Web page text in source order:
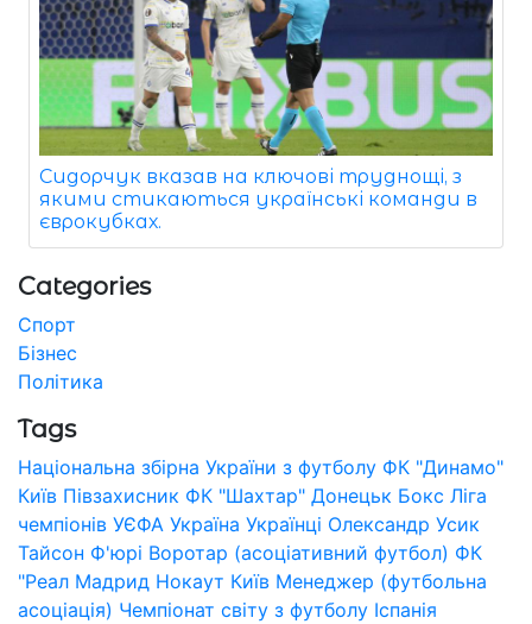
Сидорчук вказав на ключові труднощі, з
якими стикаються українські команди в
єврокубках.
Categories
Спорт
Бізнес
Політика
Tags
Національна збірна України з футболу ФК "Динамо"
Київ Півзахисник ФК "Шахтар" Донецьк Бокс Ліга
чемпіонів УЄФА Україна Українці Олександр Усик
Тайсон Ф'юрі Воротар (асоціативний футбол) ФК
"Реал Мадрид Нокаут Київ Менеджер (футбольна
асоціація) Чемпіонат світу з футболу Іспанія